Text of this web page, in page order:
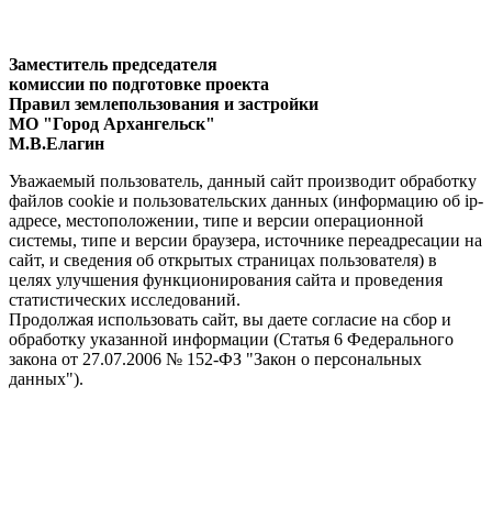
Заместитель председателя
комиссии по подготовке проекта
Правил землепользования и застройки
МО "Город Архангельск"
М.В.Елагин
Уважаемый пользователь, данный сайт производит обработку
файлов cookie и пользовательских данных (информацию об ip-
адресе, местоположении, типе и версии операционной
системы, типе и версии браузера, источнике переадресации на
сайт, и сведения об открытых страницах пользователя) в
целях улучшения функционирования сайта и проведения
статистических исследований.
Продолжая использовать сайт, вы даете согласие на сбор и
обработку указанной информации (Статья 6 Федерального
закона от 27.07.2006 № 152-ФЗ "Закон о персональных
данных").